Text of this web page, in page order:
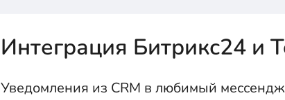
Интеграция Битрикс24 и
Уведомления из CRM в любимый